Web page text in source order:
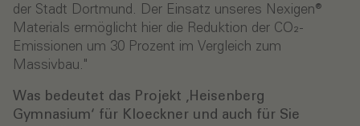
der Stadt Dortmund. Der Einsatz unseres Nexigen®
Materials ermöglicht hier die Reduktion der CO₂-
Emissionen um 30 Prozent im Vergleich zum
Massivbau."­­
Was bedeutet das Projekt ‚Heisenberg
Gymnasium‘ für Kloeckner und auch für Sie